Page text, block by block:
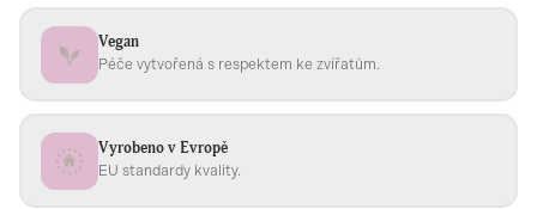
Vegan
Péče vytvořená s respektem ke zvířatům.
Vyrobeno v Evropě
EU standardy kvality.